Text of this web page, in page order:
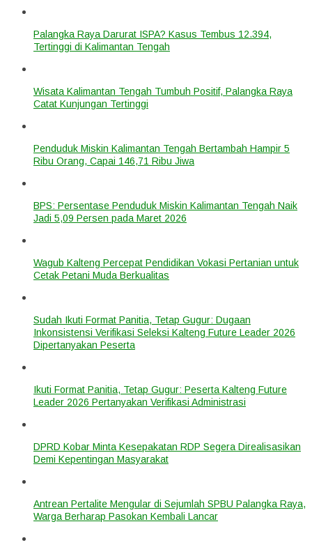
Palangka Raya Darurat ISPA? Kasus Tembus 12.394,
Tertinggi di Kalimantan Tengah
Wisata Kalimantan Tengah Tumbuh Positif, Palangka Raya
Catat Kunjungan Tertinggi
Penduduk Miskin Kalimantan Tengah Bertambah Hampir 5
Ribu Orang, Capai 146,71 Ribu Jiwa
BPS: Persentase Penduduk Miskin Kalimantan Tengah Naik
Jadi 5,09 Persen pada Maret 2026
Wagub Kalteng Percepat Pendidikan Vokasi Pertanian untuk
Cetak Petani Muda Berkualitas
Sudah Ikuti Format Panitia, Tetap Gugur: Dugaan
Inkonsistensi Verifikasi Seleksi Kalteng Future Leader 2026
Dipertanyakan Peserta
Ikuti Format Panitia, Tetap Gugur: Peserta Kalteng Future
Leader 2026 Pertanyakan Verifikasi Administrasi
DPRD Kobar Minta Kesepakatan RDP Segera Direalisasikan
Demi Kepentingan Masyarakat
Antrean Pertalite Mengular di Sejumlah SPBU Palangka Raya,
Warga Berharap Pasokan Kembali Lancar